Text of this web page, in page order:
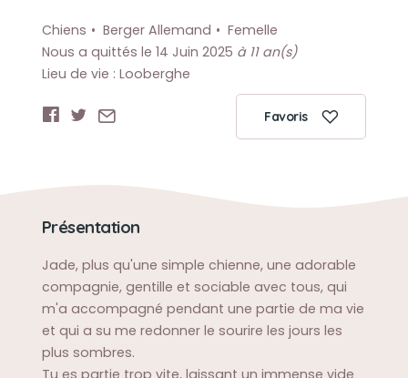
Chiens Berger Allemand
Femelle
Nous a quittés le 14 Juin 2025 à 11 an(s)
Lieu de vie : Looberghe
Favoris
Présentation
Jade, plus qu'une simple chienne, une adorable
compagnie, gentille et sociable avec tous, qui
m'a accompagné pendant une partie de ma vie
et qui a su me redonner le sourire les jours les
plus sombres.
Tu es partie trop vite, laissant un immense vide